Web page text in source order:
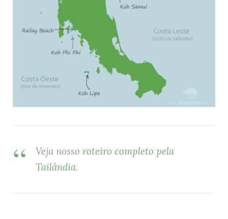
Veja nosso roteiro completo pela
Tailândia.